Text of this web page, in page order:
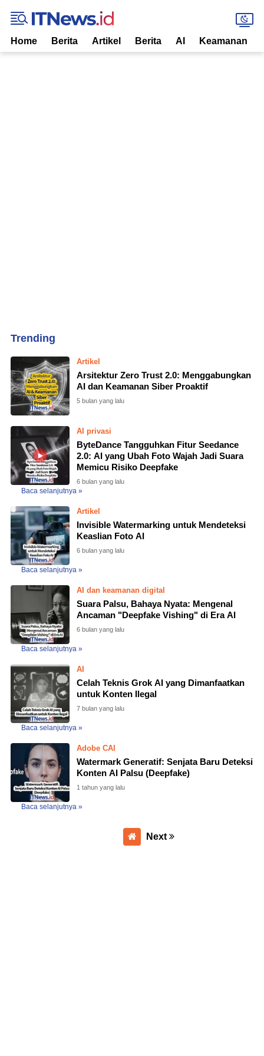
Home Berita Artikel Berita AI Keamanan
Artikel
Arsitektur Zero Trust 2.0: Menggabungkan
AI dan Keamanan Siber Proaktif
5 bulan yang lalu
AI privasi
ByteDance Tangguhkan Fitur Seedance
2.0: AI yang Ubah Foto Wajah Jadi Suara
Memicu Risiko Deepfake
6 bulan yang lalu
Baca selanjutnya »
Artikel
Invisible Watermarking untuk Mendeteksi
Keaslian Foto AI
6 bulan yang lalu
Baca selanjutnya »
AI dan keamanan digital
Suara Palsu, Bahaya Nyata: Mengenal
Ancaman "Deepfake Vishing" di Era AI
6 bulan yang lalu
Baca selanjutnya »
AI
Celah Teknis Grok AI yang Dimanfaatkan
untuk Konten Ilegal
7 bulan yang lalu
Baca selanjutnya »
Adobe CAI
Watermark Generatif: Senjata Baru Deteksi
Konten AI Palsu (Deepfake)
1 tahun yang lalu
Baca selanjutnya »
Next